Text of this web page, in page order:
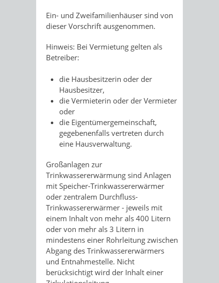
Ein- und Zweifamilienhäuser sind von
dieser Vorschrift ausgenommen.
Hinweis: Bei Vermietung gelten als
Betreiber:
die Hausbesitzerin oder der
Hausbesitzer,
die Vermieterin oder der Vermieter
oder
die Eigentümergemeinschaft,
gegebenenfalls vertreten durch
eine Hausverwaltung.
Großanlagen zur
Trinkwassererwärmung sind Anlagen
mit Speicher-Trinkwassererwärmer
oder zentralem Durchfluss-
Trinkwassererwärmer - jeweils mit
einem Inhalt von mehr als 400 Litern
oder von mehr als 3 Litern in
mindestens einer Rohrleitung zwischen
Abgang des Trinkwassererwärmers
und Entnahmestelle. Nicht
berücksichtigt wird der Inhalt einer